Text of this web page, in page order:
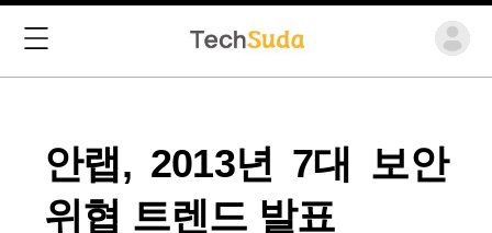
안랩, 2013년 7대 보안
위협 트렌드 발표